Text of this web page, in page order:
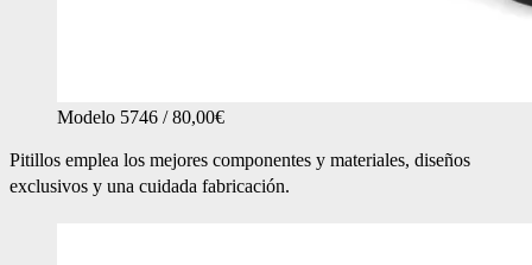
Modelo 5746 / 80,00€
Pitillos emplea los mejores componentes y materiales, diseños
exclusivos y una cuidada fabricación.